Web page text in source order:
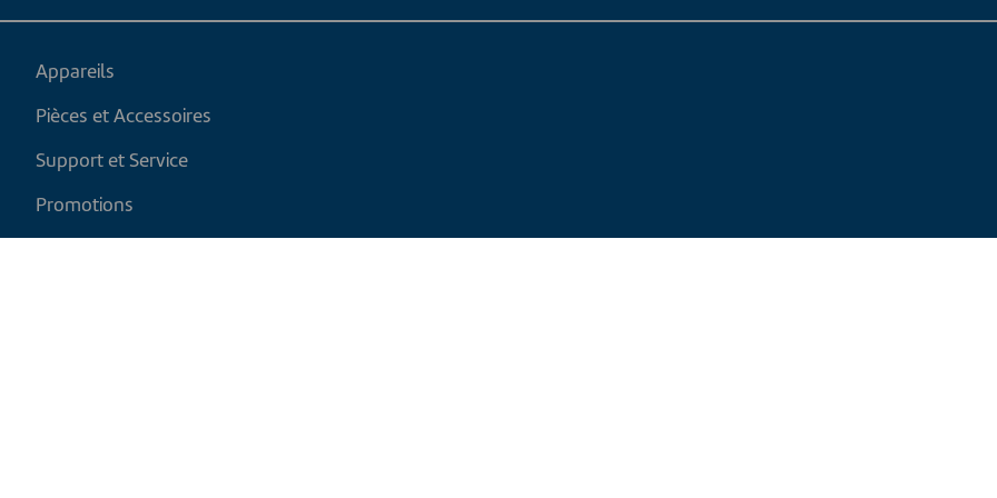
Appareils
Pièces et Accessoires
Support et Service
Promotions